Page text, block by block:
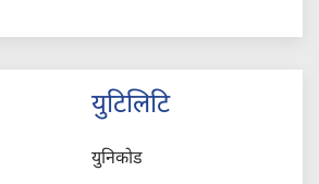
युटिलिटि
युनिकोड